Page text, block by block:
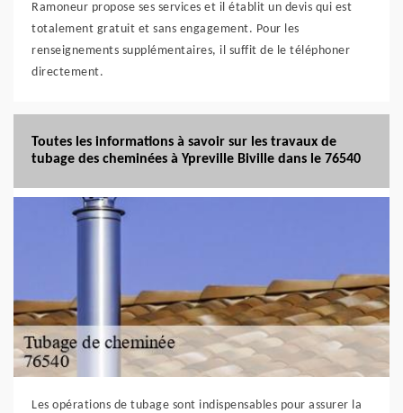
Ramoneur propose ses services et il établit un devis qui est
totalement gratuit et sans engagement. Pour les
renseignements supplémentaires, il suffit de le téléphoner
directement.
Toutes les informations à savoir sur les travaux de
tubage des cheminées à Ypreville Biville dans le 76540
Les opérations de tubage sont indispensables pour assurer la